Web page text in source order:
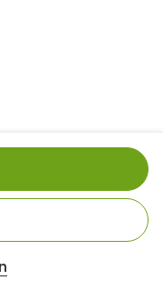
Bereiding